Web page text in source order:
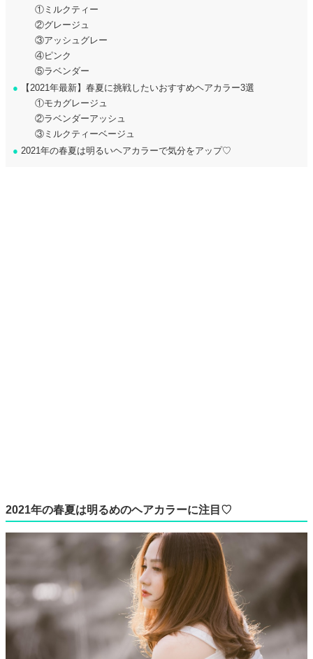
①ミルクティー
②グレージュ
③アッシュグレー
④ピンク
⑤ラベンダー
● 【2021年最新】春夏に挑戦したいおすすめヘアカラー3選
①モカグレージュ
②ラベンダーアッシュ
③ミルクティーベージュ
● 2021年の春夏は明るいヘアカラーで気分をアップ♡
2021年の春夏は明るめのヘアカラーに注目♡